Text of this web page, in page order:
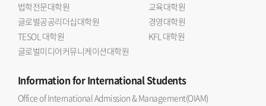
법학전문대학원
교육대학원
글로벌공공리더십대학원
경영대학원
TESOL 대학원
KFL 대학원
글로벌미디어커뮤니케이션대학원
Informationfor International Students
Office of International Admission & Management(OIAM)